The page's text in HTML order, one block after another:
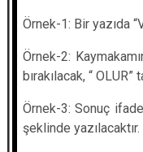
Örnek-1: Bir yazıda
Örnek-2:
bırakılacak, “
Örnek-3: Sonuç
şeklinde yazılacaktır.